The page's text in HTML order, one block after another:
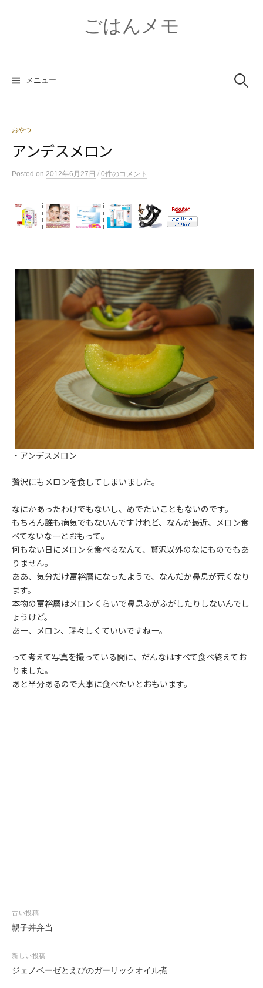
ス
キ
プ
ごはんメモ
メニュー
索:
おやつ
アンデスメロン
Posted on 2012年6月27日 / 0件のコメント
・アンデスメロン
贅沢にもメロンを食してしまいました。
なにかあったわけでもないし、めでたいこともないのです。
もちろん誰も病気でもないんですけれど、なんか最近、メロン食
べてないなーとおもって。
何もない日にメロンを食べるなんて、贅沢以外のなにものでもあ
りません。
ああ、気分だけ富裕層になったようで、なんだか鼻息が荒くなり
ます。
本物の富裕層はメロンくらいで鼻息ふがふがしたりしないんでし
ょうけど。
あー、メロン、瑞々しくていいですねー。
って考えて写真を撮っている間に、だんなはすべて食べ終えてお
りました。
あと半分あるので大事に食べたいとおもいます。
投
稿
ビ
ゲ
古い投稿
親子丼弁当
新しい投稿
ジェノベーゼとえびのガーリックオイル煮